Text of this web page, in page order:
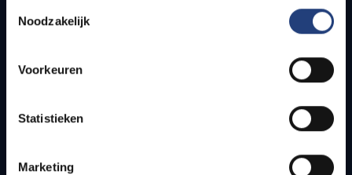
Noodzakelijk
Voorkeuren
Statistieken
Marketing
Quick links
How to get to the VUB campuses